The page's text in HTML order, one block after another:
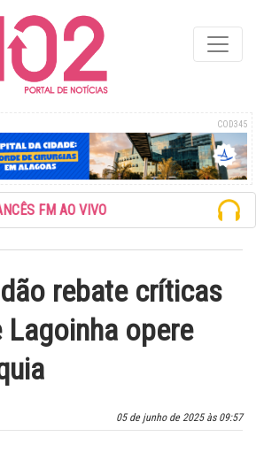
COD345
FM AO VIVO
rebate críticas
Lagoinha opere
05 de junho de 2025 às 09:57